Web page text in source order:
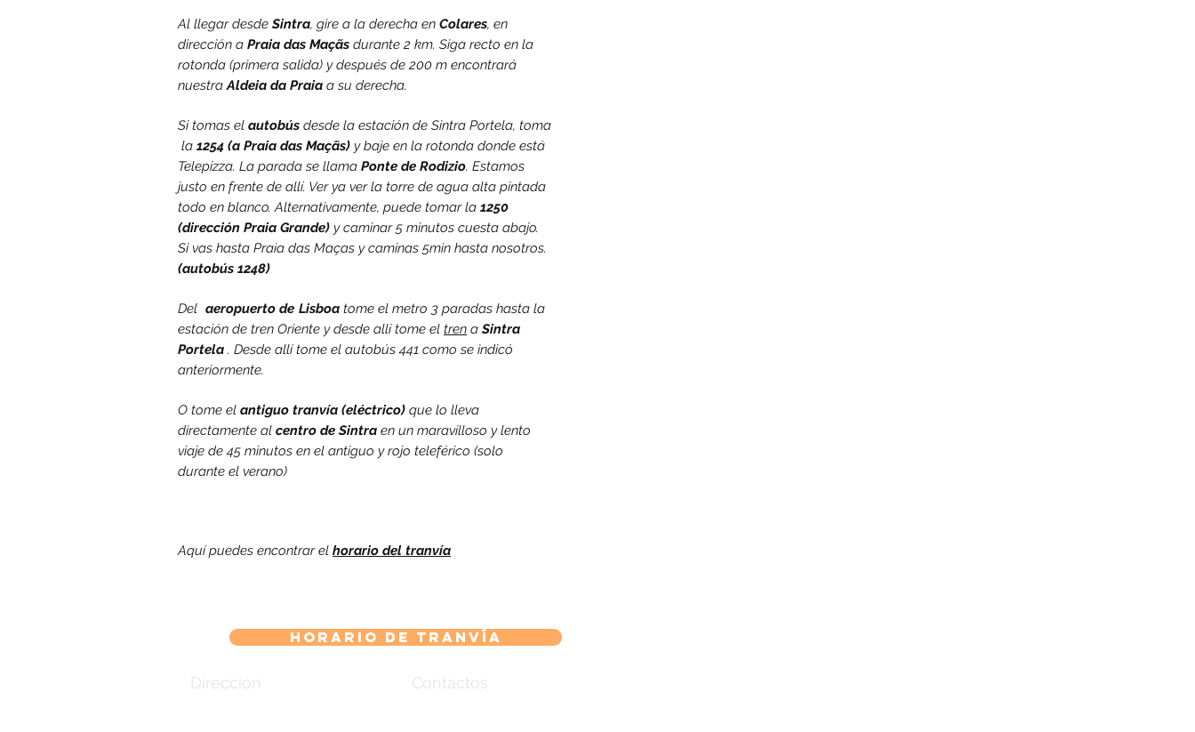
Al llegar desdeSintra, gire a la derecha en Colares, en
dirección a Praia das Maçãs durante 2 km. Siga recto en la
rotonda (primera salida) y después de 200 m encontrará
nuestraAldeia da Praia a su derecha.
Si tomas el autobús desde la estación de Sintra Portela, toma
la 1254 (a Praia das Maçãs) y baje en la rotonda donde está
Telepizza. La parada se llama Ponte de Rodizio. Estamos
justo en frente de allí. Ver ya ver la torre de agua alta pintada
todo en blanco. Alternativamente, puede tomar la 1250
(dirección Praia Grande) y caminar 5 minutos cuesta abajo.
Si vas hasta Praia das Maças y caminas 5min hasta nosotros.
(autobús 1248)
Del aeropuerto de Lisboa tome el metro 3 paradas hasta la
estación de tren Oriente y desde allí tome el tren a Sintra
Portela . Desde allí tome el autobús 441 como se indicó
anteriormente.
O tome el antiguo tranvía (eléctrico) que lo lleva
directamente al centro de Sintra en un maravilloso y lento
viaje de 45 minutos en el antiguo y rojo teleférico (solo
durante el verano)
Aquí puedes encontrar el horario del tranvía
Horario de tranvía
Dirección Contactos